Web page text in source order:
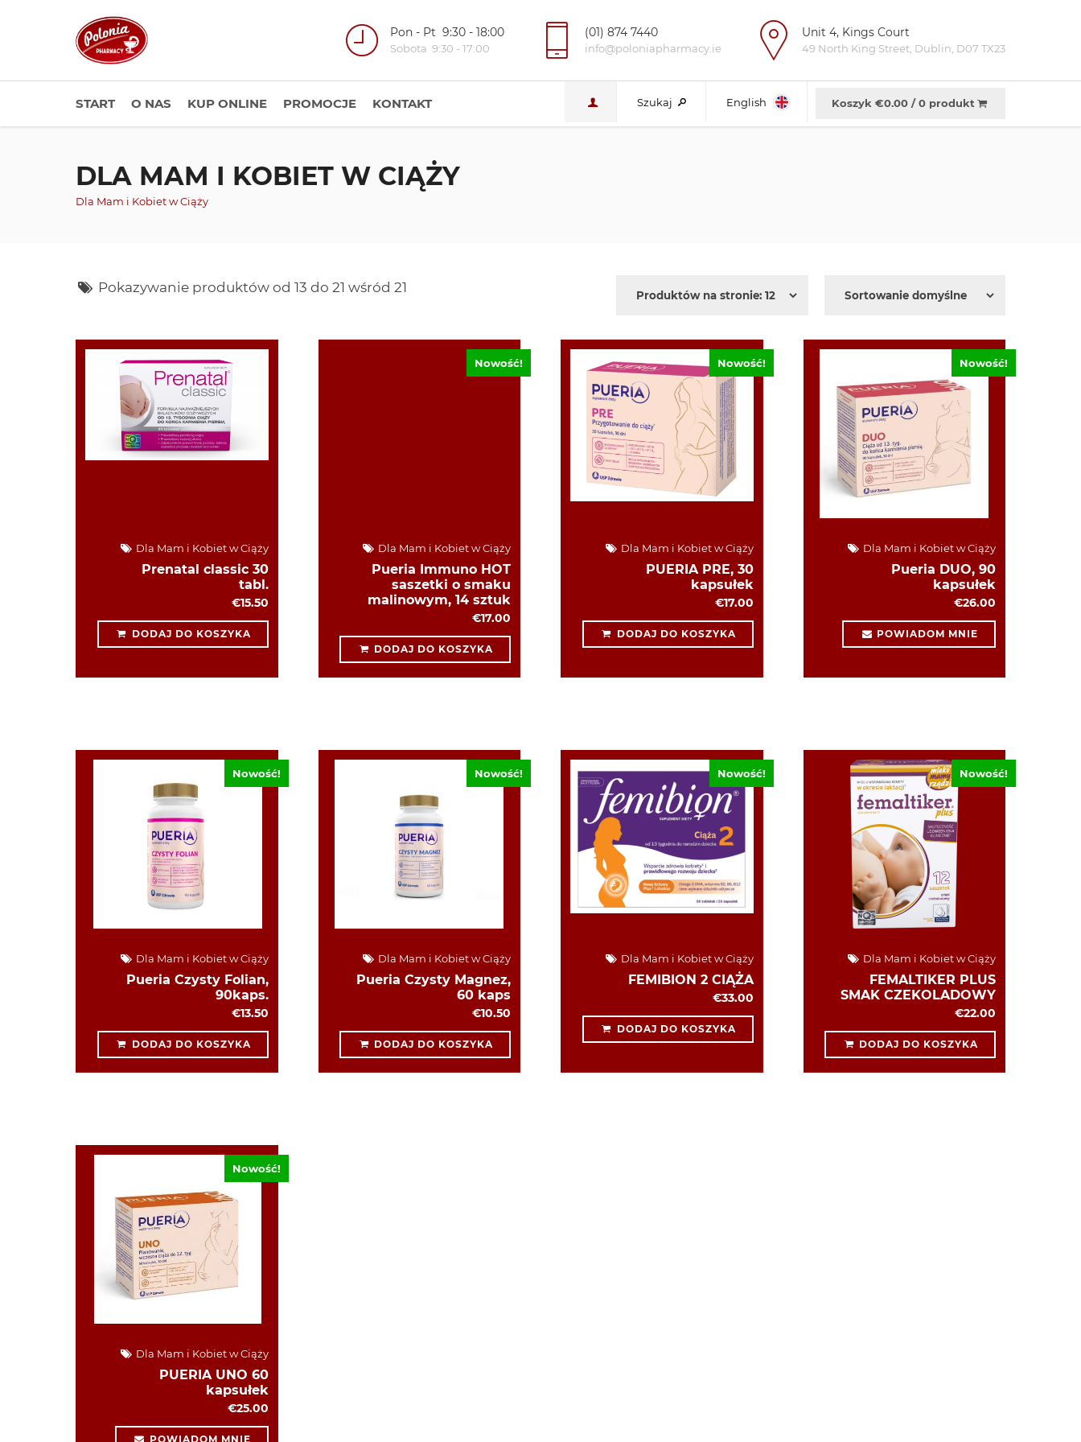
Pon - Pt 9:30 - 18:00
Sobota 9:30 - 17:00
(01) 874 7440
info@poloniapharmacy.ie
Unit 4, Kings Court
49 North King Street, Dublin, D07 TX23
Szukaj English Koszyk €0.00/0 produkt
START O NAS KUP ONLINE PROMOCJE KONTAKT
DLA MAM I KOBIET W CIĄŻY
Dla Mam i Kobiet w Ciąży
Pokazywanie produktów od 13 do 21 wśród 21
Dla Mam i Kobiet w Ciąży
Prenatal classic 30
tabl.
€15.50
DODAJ DO KOSZYKA
Nowość!
Dla Mam i Kobiet w Ciąży
Pueria Immuno HOT
saszetki o smaku
malinowym, 14 sztuk
€17.00
DODAJ DO KOSZYKA
Nowość!
Dla Mam i Kobiet w Ciąży
PUERIA PRE, 30
kapsułek
€17.00
DODAJ DO KOSZYKA
Nowość!
Dla Mam i Kobiet w Ciąży
Pueria DUO, 90
kapsułek
€26.00
POWIADOM MNIE
Nowość!
Dla Mam i Kobiet w Ciąży
Pueria Czysty Folian,
90kaps.
€13.50
DODAJ DO KOSZYKA
Nowość!
Dla Mam i Kobiet w Ciąży
Pueria Czysty Magnez,
60 kaps
€10.50
DODAJ DO KOSZYKA
Nowość!
Dla Mam i Kobiet w Ciąży
FEMIBION 2 CIĄŻA
€33.00
DODAJ DO KOSZYKA
Nowość!
Dla Mam i Kobiet w Ciąży
FEMALTIKER PLUS
SMAK CZEKOLADOWY
€22.00
DODAJ DO KOSZYKA
Nowość!
Dla Mam i Kobiet w Ciąży
PUERIA UNO 60
kapsułek
€25.00
POWIADOM MNIE